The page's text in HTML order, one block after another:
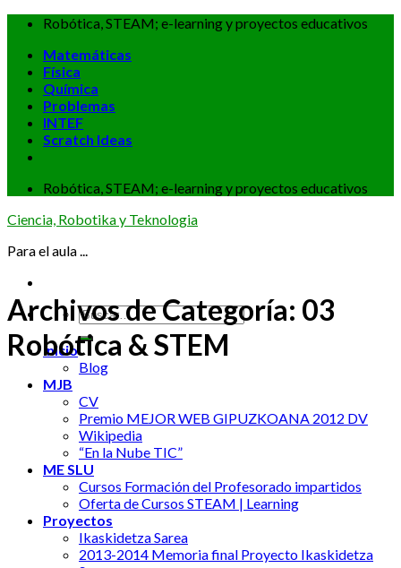
Skip
content
Robótica, STEAM; e-learning y proyectos educativos
Matemáticas
Física
Química
Problemas
INTEF
Scratch Ideas
Robótica, STEAM; e-learning y proyectos educativos
Ciencia, Robotika y Teknologia
Para el aula ...
inicio
Blog
MJB
CV
Premio MEJOR WEB GIPUZKOANA 2012 DV
Wikipedia
“En la Nube TIC”
ME SLU
Cursos Formación del Profesorado impartidos
Oferta de Cursos STEAM | Learning
Proyectos
Ikaskidetza Sarea
2013-2014 Memoria final Proyecto Ikaskidetza
Archivos de Categoría: 03
Robótica & STEM